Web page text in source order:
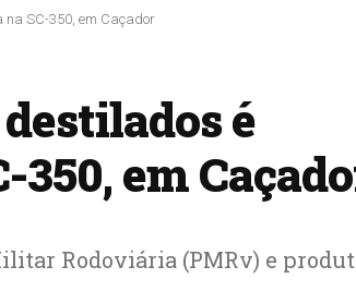
SC-350, em Caçador
é
350, em
Rodoviária (PMRv) e